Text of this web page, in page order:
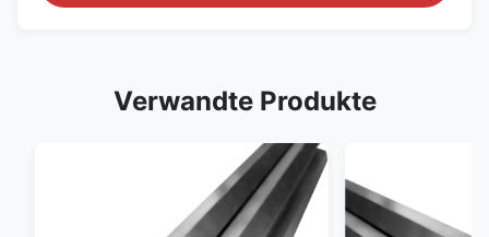
Verwandte Produkte